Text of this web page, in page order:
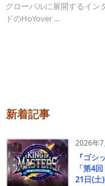
グローバルに展開するイン
ドのHoYover ...
新着記事
2026年7
『ゴシ
「第4
21日(土